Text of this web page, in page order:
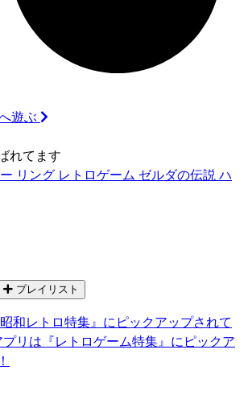
遊ぶ
れてます
リング レトロゲーム ゼルダの伝説 ハ
プレイリスト
和レトロ特集』にピックアップされて
リは『レトロゲーム特集』にピックア